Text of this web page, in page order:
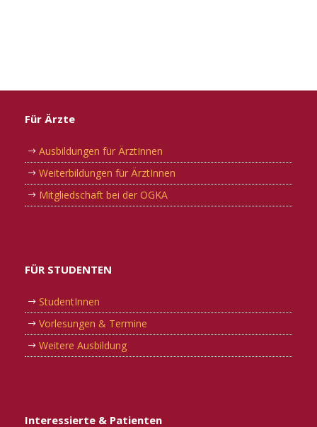
Für Ärzte
Ausbildungen für ÄrztInnen
Weiterbildungen für ÄrztInnen
Mitgliedschaft bei der OGKA
FÜR STUDENTEN
StudentInnen
Vorlesungen & Termine
Weitere Ausbildung
Interessierte & Patienten